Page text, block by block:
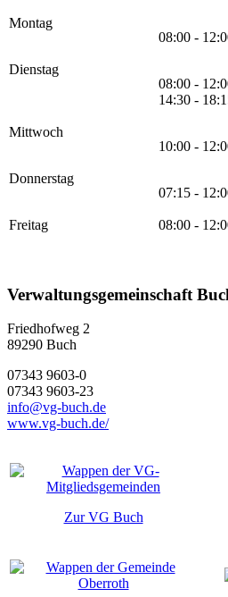
Montag
08:00 -
Dienstag
08:00 -
14:30 -
Mittwoch
10:00 -
Donnerstag
07:15 -
Freitag 08:00 -
Verwaltungsgemeinschaft
Friedhofweg 2
89290 Buch
07343 9603-0
07343 9603-23
info@vg-buch.de
www.vg-buch.de/
Zur VG Buch